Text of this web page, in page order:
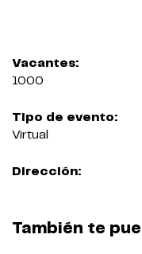
Vacantes:
1000
Tipo de evento:
Virtual
Dirección:
También te